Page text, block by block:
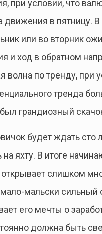
при условии, что
движения в пятницу. В
или во вторник
и ход в обратном
волна по тренду, при
тренда
грандиозный
будет ждать сто
на яхту. В итоге
слишком
мальски сильный
его мечты о
должна быть